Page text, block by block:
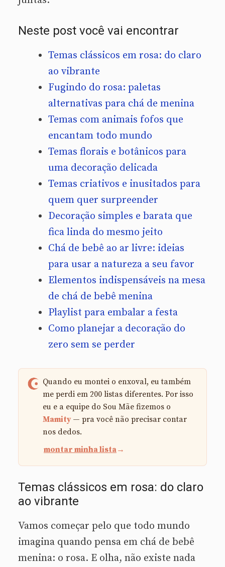
Neste post você vai encontrar
Temas clássicos em rosa: do claro
ao vibrante
Fugindo do rosa: paletas
alternativas para chá de menina
Temas com animais fofos que
encantam todo mundo
Temas florais e botânicos para
uma decoração delicada
Temas criativos e inusitados para
quem quer surpreender
Decoração simples e barata que
fica linda do mesmo jeito
Chá de bebê ao ar livre: ideias
para usar a natureza a seu favor
Elementos indispensáveis na mesa
de chá de bebê menina
Playlist para embalar a festa
Como planejar a decoração do
zero sem se perder
Quando eu montei o enxoval, eu também
me perdi em 200 listas diferentes. Por isso
eu e a equipe do Sou Mãe fizemos o
Mamity— pra você não precisar contar
nos dedos.
montar minha lista→
Temas clássicos em rosa: do claro
ao vibrante
Vamos começar pelo que todo mundo
imagina quando pensa em chá de bebê
menina: o rosa. E olha, não existe nada